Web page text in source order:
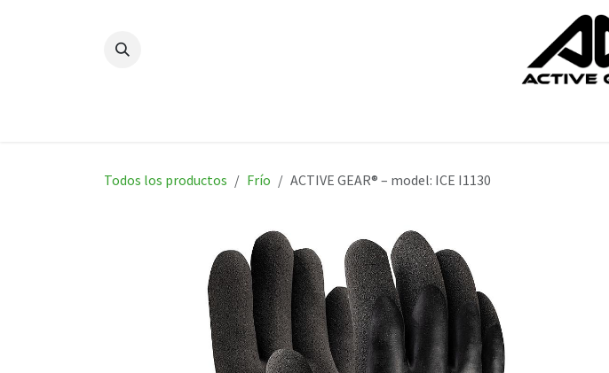
Todos los productos Frío ACTIVE GEAR® – model: ICE I1130